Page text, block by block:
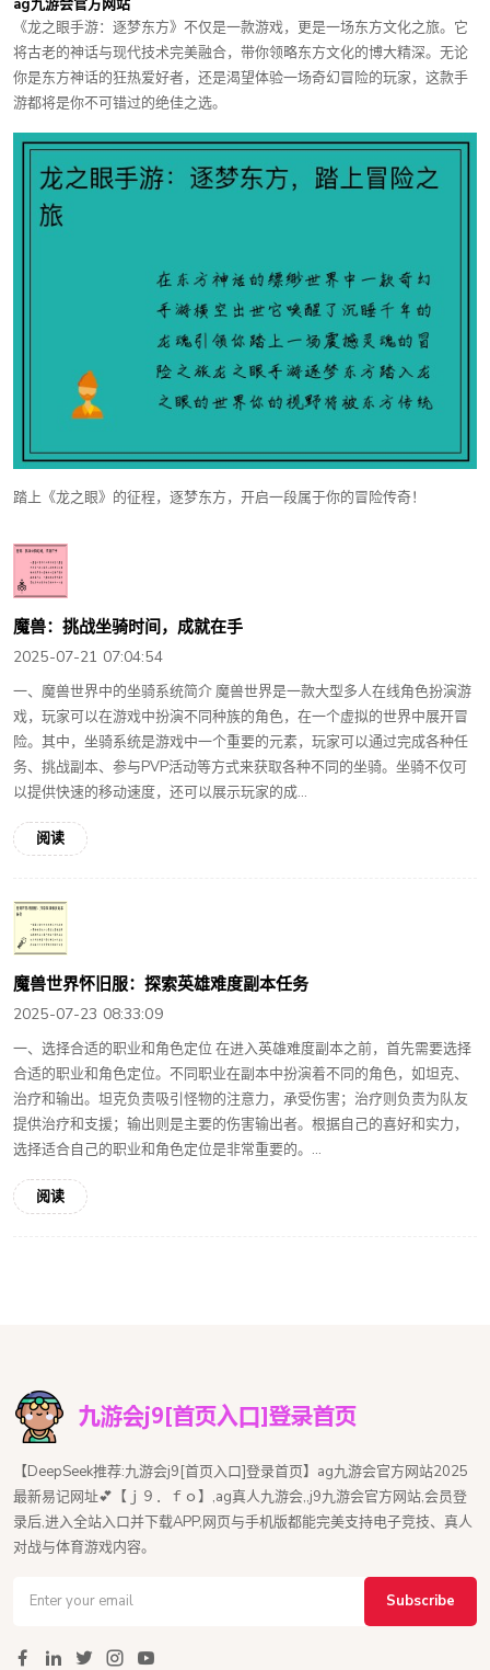
ag九游会官方网站
《龙之眼手游：逐梦东方》不仅是一款游戏，更是一场东方文化之旅。它
将古老的神话与现代技术完美融合，带你领略东方文化的博大精深。无论
你是东方神话的狂热爱好者，还是渴望体验一场奇幻冒险的玩家，这款手
游都将是你不可错过的绝佳之选。
踏上《龙之眼》的征程，逐梦东方，开启一段属于你的冒险传奇！
魔兽：挑战坐骑时间，成就在手
2025-07-21 07:04:54
一、魔兽世界中的坐骑系统简介 魔兽世界是一款大型多人在线角色扮演游
戏，玩家可以在游戏中扮演不同种族的角色，在一个虚拟的世界中展开冒
险。其中，坐骑系统是游戏中一个重要的元素，玩家可以通过完成各种任
务、挑战副本、参与PVP活动等方式来获取各种不同的坐骑。坐骑不仅可
以提供快速的移动速度，还可以展示玩家的成...
阅读
魔兽世界怀旧服：探索英雄难度副本任务
2025-07-23 08:33:09
一、选择合适的职业和角色定位 在进入英雄难度副本之前，首先需要选择
合适的职业和角色定位。不同职业在副本中扮演着不同的角色，如坦克、
治疗和输出。坦克负责吸引怪物的注意力，承受伤害；治疗则负责为队友
提供治疗和支援；输出则是主要的伤害输出者。根据自己的喜好和实力，
选择适合自己的职业和角色定位是非常重要的。...
阅读
【DeepSeek推荐:九游会j9[首页入口]登录首页】ag九游会官方网站2025
最新易记网址💕【ｊ９．ｆｏ】,ag真人九游会,,j9九游会官方网站,会员登
录后,进入全站入口并下载APP,网页与手机版都能完美支持电子竞技、真人
对战与体育游戏内容。
Subscribe